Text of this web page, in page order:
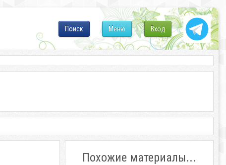
Вход
Меню
Поиск
Похожие материалы...